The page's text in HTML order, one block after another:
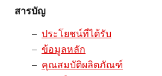
สารบัญ
ประโยชน์ที่ได้รับ
ข้อมูลหลัก
คุณสมบัติผลิตภัณฑ์